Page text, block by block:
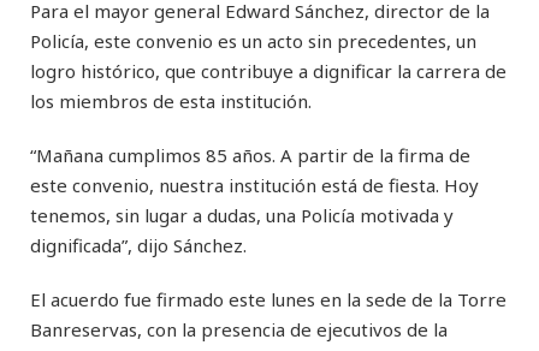
Para el mayor general Edward Sánchez, director de la
Policía, este convenio es un acto sin precedentes, un
logro histórico, que contribuye a dignificar la carrera de
los miembros de esta institución.
“Mañana cumplimos 85 años. A partir de la firma de
este convenio, nuestra institución está de fiesta. Hoy
tenemos, sin lugar a dudas, una Policía motivada y
dignificada”, dijo Sánchez.
El acuerdo fue firmado este lunes en la sede de la Torre
Banreservas, con la presencia de ejecutivos de la